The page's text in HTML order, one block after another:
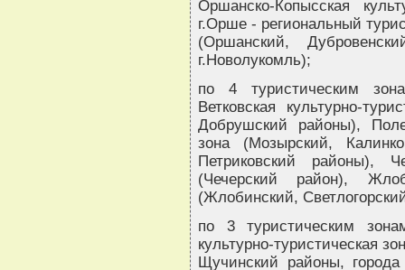
Оршанско-Копысская
г.Орше - региональный
(Оршанский,
г.Новолукомль);
по 4 туристическим
Ветковская культурно-
Добрушский районы),
зона (Мозырский,
Петриковский районы),
(Чечерский район),
(Жлобинский,
по 3 туристическим
культурно-туристическая
Щучинский районы, города